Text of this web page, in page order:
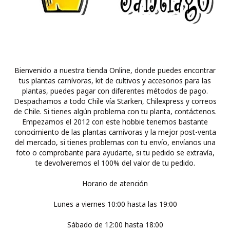
Bienvenido a nuestra tienda Online, donde puedes encontrar
tus plantas carnívoras, kit de cultivos y accesorios para las
plantas, puedes pagar con diferentes métodos de pago.
Despachamos a todo Chile vía Starken, Chilexpress y correos
de Chile. Si tienes algún problema con tu planta, contáctenos.
Empezamos el 2012 con este hobbie tenemos bastante
conocimiento de las plantas carnívoras y la mejor post-venta
del mercado, si tienes problemas con tu envío, envíanos una
foto o comprobante para ayudarte, si tu pedido se extravía,
te devolveremos el 100% del valor de tu pedido.
Horario de atención
Lunes a viernes 10:00 hasta las 19:00
Sábado de 12:00 hasta 18:00